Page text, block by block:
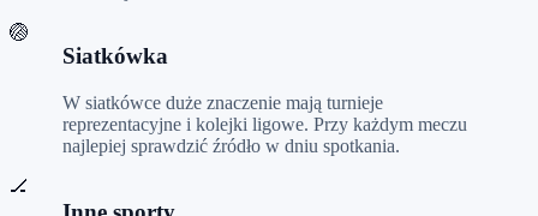
🏐
Siatkówka
W siatkówce duże znaczenie mają turnieje
reprezentacyjne i kolejki ligowe. Przy każdym meczu
najlepiej sprawdzić źródło w dniu spotkania.
🏒